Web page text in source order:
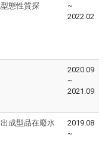
態性質探
~
2022.02
2020.09
~
2021.09
成型品在廢水
2019.08
~